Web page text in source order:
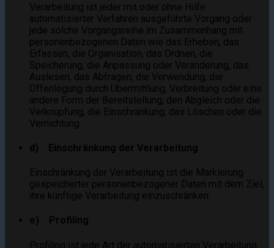
Verarbeitung ist jeder mit oder ohne Hilfe
automatisierter Verfahren ausgeführte Vorgang oder
jede solche Vorgangsreihe im Zusammenhang mit
personenbezogenen Daten wie das Erheben, das
Erfassen, die Organisation, das Ordnen, die
Speicherung, die Anpassung oder Veränderung, das
Auslesen, das Abfragen, die Verwendung, die
Offenlegung durch Übermittlung, Verbreitung oder eine
andere Form der Bereitstellung, den Abgleich oder die
Verknüpfung, die Einschränkung, das Löschen oder die
Vernichtung.
d) Einschränkung der Verarbeitung
Einschränkung der Verarbeitung ist die Markierung
gespeicherter personenbezogener Daten mit dem Ziel,
ihre künftige Verarbeitung einzuschränken.
e) Profiling
Profiling ist jede Art der automatisierten Verarbeitung